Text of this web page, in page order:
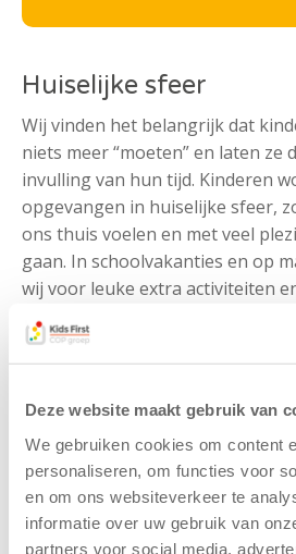
Deze website maakt gebruik van
We gebruiken cookies om content
personaliseren, om functies voor
en om ons websiteverkeer te
informatie over uw gebruik van
partners voor social media,
Huiselijke sfeer
Wij vinden het belangrijk dat
niets meer “moeten” en laten ze
invulling van hun tijd. Kinderen
opgevangen in huiselijke sfeer,
ons thuis voelen en met veel
gaan. In schoolvakanties en op
wij voor leuke extra activiteiten
zodat niemand zich hoeft te
onze locatie zit een
gebruik van mogen maken van
Ons team bestaat uit
pedagogische professionals die
kind zich thuis voelt. Als
naar de basisschool gaan,